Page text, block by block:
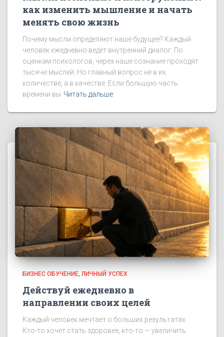
как изменить мышление и начать
менять свою жизнь
Почему мысли определяют наше будущее? Каждый
человек ежедневно ведет внутренний диалог. По
оценкам психологов, через наше сознание проходят
тысячи мыслей. Но главный вопрос не в их
количестве, а в качестве. Если большую часть
времени вы Читать дальше
БИЗНЕС ОБУЧЕНИЕ ЛИЧНЫЙ УСПЕХ
Действуй ежедневно в
направлении своих целей
Каждый человек мечтает о больших результатах.
Кто-то хочет стать здоровее, кто-то — увеличить